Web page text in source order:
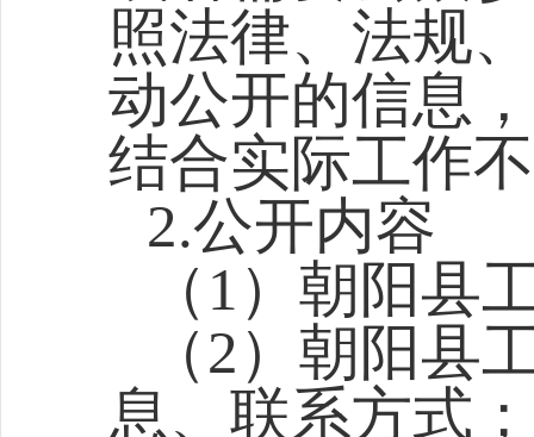
照法律、法规
动公开的信息
结合实际工作
2.公开内容
（1）朝阳县
（2）朝阳县
息、联系方式；